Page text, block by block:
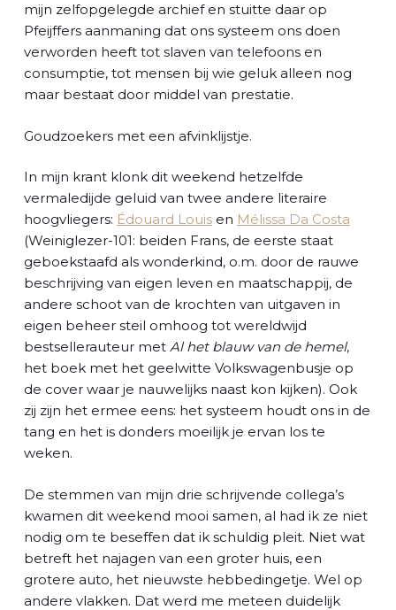
mijn zelfopgelegde archief en stuitte daar op
Pfeijffers aanmaning dat ons systeem ons doen
verworden heeft tot slaven van telefoons en
consumptie, tot mensen bij wie geluk alleen nog
maar bestaat door middel van prestatie.
Goudzoekers met een afvinklijstje.
In mijn krant klonk dit weekend hetzelfde
vermaledijde geluid van twee andere literaire
hoogvliegers: Édouard Louisen Mélissa Da Costa
(Weiniglezer-101: beiden Frans, de eerste staat
geboekstaafd als wonderkind, o.m. door de rauwe
beschrijving van eigen leven en maatschappij, de
andere schoot van de krochten van uitgaven in
eigen beheer steil omhoog tot wereldwijd
bestsellerauteur met Al het blauw van de hemel,
het boek met het geelwitte Volkswagenbusje op
de cover waar je nauwelijks naast kon kijken). Ook
zij zijn het ermee eens: het systeem houdt ons in de
tang en het is donders moeilijk je ervan los te
weken.
De stemmen van mijn drie schrijvende collega’s
kwamen dit weekend mooi samen, al had ik ze niet
nodig om te beseffen dat ik schuldig pleit. Niet wat
betreft het najagen van een groter huis, een
grotere auto, het nieuwste hebbedingetje. Wel op
andere vlakken. Dat werd me meteen duidelijk